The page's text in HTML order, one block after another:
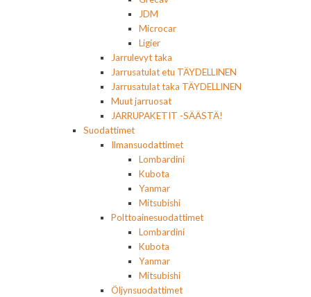
JDM
Microcar
Ligier
Jarrulevyt taka
Jarrusatulat etu TÄYDELLINEN
Jarrusatulat taka TÄYDELLINEN
Muut jarruosat
JARRUPAKETIT -SÄÄSTÄ!
Suodattimet
Ilmansuodattimet
Lombardini
Kubota
Yanmar
Mitsubishi
Polttoainesuodattimet
Lombardini
Kubota
Yanmar
Mitsubishi
Öljynsuodattimet